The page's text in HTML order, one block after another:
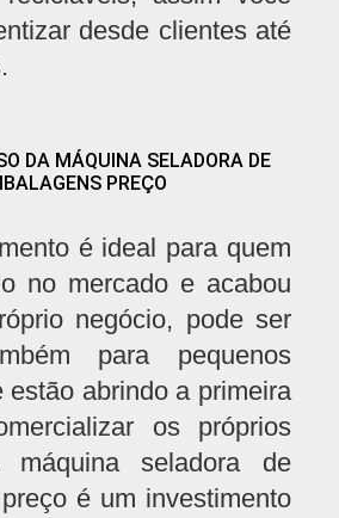
desde clientes até
DA MÁQUINA SELADORA DE
PREÇO
é ideal para quem
no mercado e acabou
negócio, pode ser
para pequenos
estão abrindo a primeira
os próprios
máquina seladora de
é um investimento